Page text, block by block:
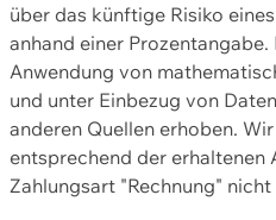
über das künftige Risiko
anhand einer
Anwendung von
und unter Einbezug von
anderen Quellen erhoben.
entsprechend der erhaltenen
Zahlungsart "Rechnung"